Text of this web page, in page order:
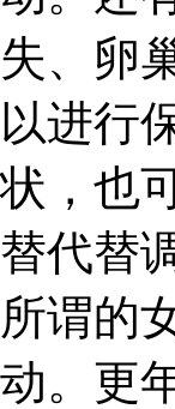
失、卵
以进行
状，也
替代替
所谓的
动。更